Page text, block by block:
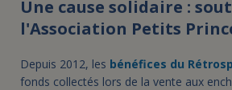
Une cause solidaire :
l'Association Petits
Depuis 2012, les bénéfices du
fonds collectés lors de la vente aux